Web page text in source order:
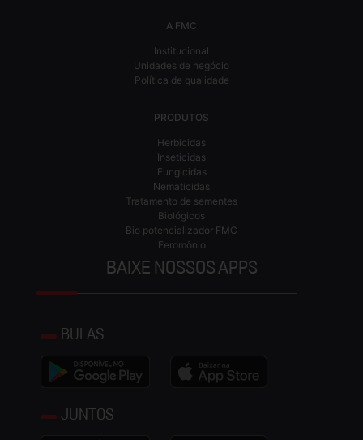
A FMC
Institucional
Unidades de negócio
Política de qualidade
PRODUTOS
Herbicidas
Inseticidas
Fungicidas
Nematicidas
Tratamento de sementes
Biológicos
Bio potencializador FMC
Feromônio
BAIXE NOSSOS APPS
BULAS
JUNTOS